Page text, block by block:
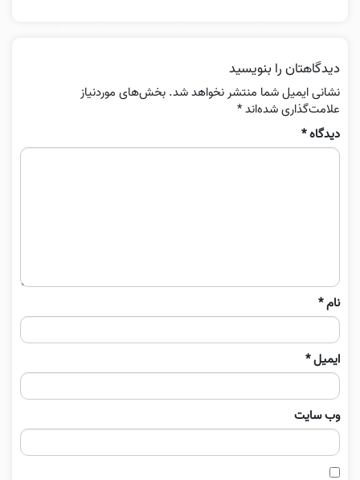
دیدگاهتان را بنویسید
نشانی ایمیل شما منتشر نخواهد شد. بخش‌های موردنیاز
علامت‌گذاری شده‌اند*
دیدگاه*
نام*
ایمیل*
وب‌ سایت